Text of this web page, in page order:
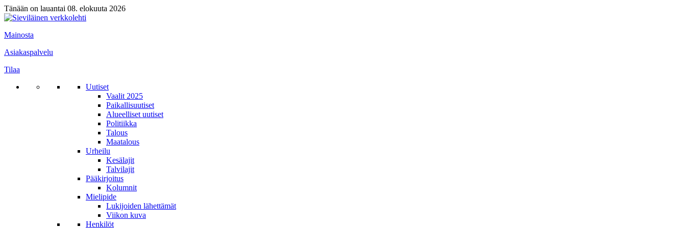
Tänään on lauantai 08. elokuuta 2026
Mainosta
Asiakaspalvelu
Tilaa
Uutiset
Vaalit 2025
Paikallisuutiset
Alueelliset uutiset
Politiikka
Talous
Maatalous
Urheilu
Kesälajit
Talvilajit
Pääkirjoitus
Kolumnit
Mielipide
Lukijoiden lähettämät
Viikon kuva
Henkilöt